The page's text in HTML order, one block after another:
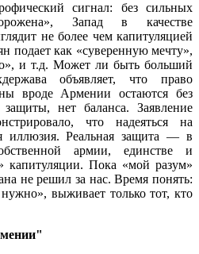
сигнал: без сильных
Запад в качестве
не более чем капитуляцией
подает как «суверенную мечту»,
и т.д. Может ли быть больший
объявляет, что право
вроде Армении остаются без
нет баланса. Заявление
что надеяться на
иллюзия. Реальная защита — в
армии, единстве и
капитуляции. Пока «мой разум»
не решил за нас. Время понять:
выживает только тот, кто